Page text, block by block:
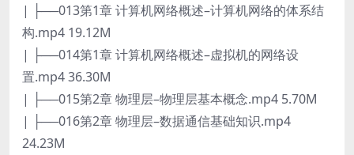
| ├──013第1章 计算机网络概述–计算机网络的体系结
构.mp4 19.12M
| ├──014第1章 计算机网络概述–虚拟机的网络设
置.mp4 36.30M
| ├──015第2章 物理层–物理层基本概念.mp4 5.70M
| ├──016第2章 物理层–数据通信基础知识.mp4
24.23M